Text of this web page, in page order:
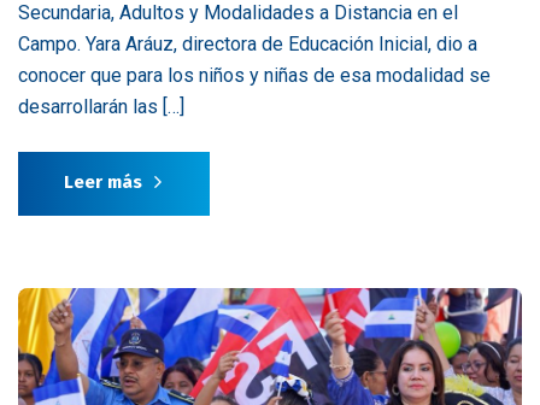
Secundaria, Adultos y Modalidades a Distancia en el
Campo. Yara Aráuz, directora de Educación Inicial, dio a
conocer que para los niños y niñas de esa modalidad se
desarrollarán las […]
Leer más